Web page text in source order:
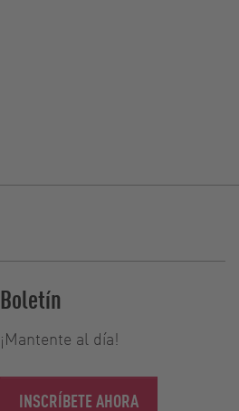
Boletín
¡Mantente al día!
INSCRÍBETE AHORA